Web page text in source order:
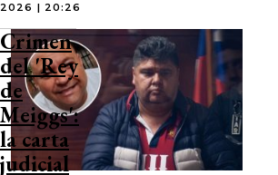
2026 | 20:26
Crimen
del 'Rey
de
Meiggs':
la carta
judicial